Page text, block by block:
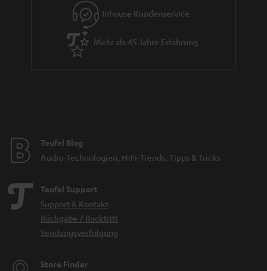
Inhouse Kundenservice
Mehr als 45 Jahre Erfahrung
Teufel Blog
Audio-Technologien, HiFi-Trends, Tipps & Tricks
Teufel Support
Support & Kontakt
Rückgabe / Rücktritt
Sendungsverfolgung
Store Finder